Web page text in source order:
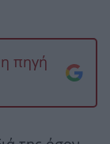
πηγή